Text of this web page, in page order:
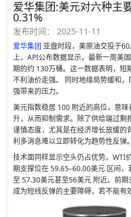
爱华集团:美元对六种主
0.31%
发布时间： 2025-11-11
爱华集团 亚盘时段，美原油交投于
上，API公布数据显示，最新一周美
期的约 130万桶。这一数据表明，短
不利油价走强。 同时地缘局势缓和
强带来的压力。
美元指数稳居 100 附近的高位，意
升，从而抑制需求。除了供给端过
谨慎态度，尤其是在经济增长放缓的
利多消息难以立即转化为趋势性反弹。
技术面同样显示空头仍占优势。WTI
期支撑位在 59.65–60.00美元 区间
至 57.30美元甚至56美元 附近。前期
成为短线反弹的主要障碍，若不能有